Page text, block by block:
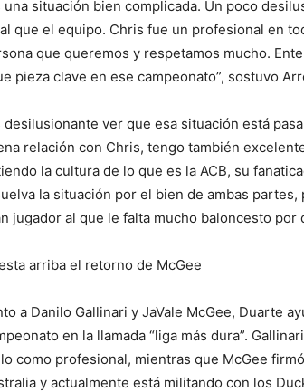
una situación bien complicada. Un poco
que el equipo. Chris fue un profesional en
que queremos y respetamos mucho.
pieza clave en ese campeonato”, sostuvo
desilusionante ver que esa situación está
relación con Chris, tengo también
la cultura de lo que es la ACB, su
la situación por el bien de ambas
jugador al que le falta mucho baloncesto por
arriba el retorno de McGee
a Danilo Gallinari y JaVale McGee, Duarte
en la llamada “liga más dura”.
como profesional, mientras que McGee
y actualmente está militando con los